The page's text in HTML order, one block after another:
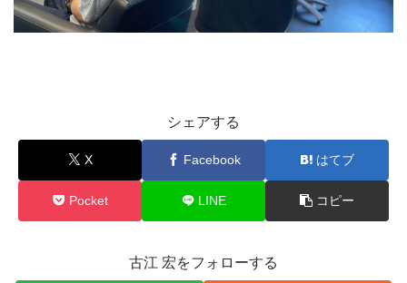
シェアする
X Facebook はてブ
Pocket LINE コピー
古江 宏をフォローする